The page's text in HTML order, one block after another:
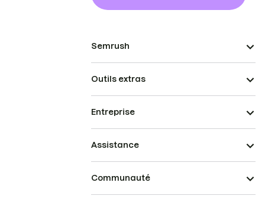
Semrush
Outils extras
Entreprise
Assistance
Communauté